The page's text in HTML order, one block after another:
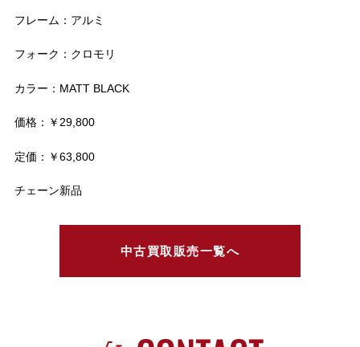
フレーム：アルミ
フォーク：クロモリ
カラー：MATT BLACK
価格：￥29,800
定価：￥63,800
チェーン新品
中古買取販売一覧へ